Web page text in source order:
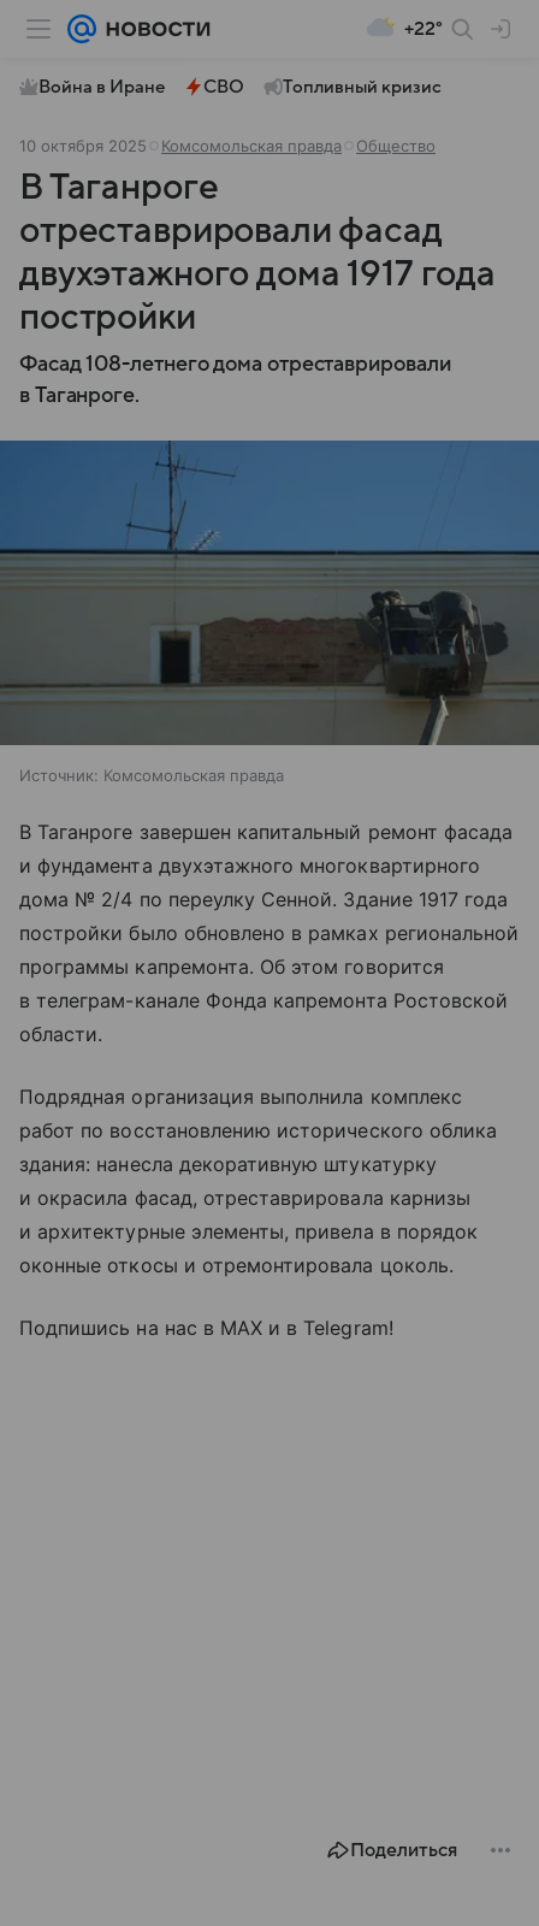
+22°
Война в Иране СВО Топливный кризис
10 октября 2025 Комсомольская правда Общество
В Таганроге
отреставрировали фасад
двухэтажного дома 1917 года
постройки
Фасад 108-летнего дома отреставрировали
в Таганроге.
Источник: Комсомольская правда
В Таганроге завершен капитальный ремонт фасада
и фундамента двухэтажного многоквартирного
дома № 2/4 по переулку Сенной. Здание 1917 года
постройки было обновлено в рамках региональной
программы капремонта. Об этом говорится
в телеграм-канале Фонда капремонта Ростовской
области.
Подрядная организация выполнила комплекс
работ по восстановлению исторического облика
здания: нанесла декоративную штукатурку
и окрасила фасад, отреставрировала карнизы
и архитектурные элементы, привела в порядок
оконные откосы и отремонтировала цоколь.
Подпишись на нас в МАХ и в Telegram!
Поделиться